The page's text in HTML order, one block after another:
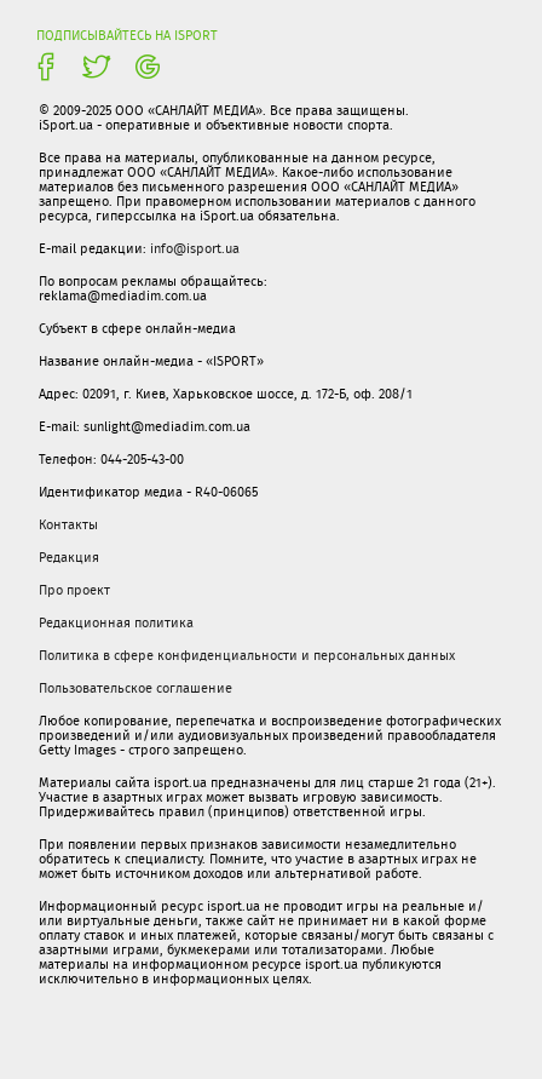
ПОДПИСЫВАЙТЕСЬ НА ISPORT
© 2009-2025 ООО «САНЛАЙТ МЕДИА». Все права защищены.
iSport.ua - оперативные и объективные новости спорта.
Все права на материалы, опубликованные на данном ресурсе,
принадлежат ООО «САНЛАЙТ МЕДИА». Какое-либо использование
материалов без письменного разрешения ООО «САНЛАЙТ МЕДИА»
запрещено. При правомерном использовании материалов с данного
ресурса, гиперссылка на iSport.ua обязательна.
E-mail редакции: info@isport.ua
По вопросам рекламы обращайтесь:
reklama@mediadim.com.ua
Субъект в сфере онлайн-медиа
Название онлайн-медиа - «ISPORT»
Адрес: 02091, г. Киев, Харьковское шоссе, д. 172-Б, оф. 208/1
E-mail: sunlight@mediadim.com.ua
Телефон: 044-205-43-00
Идентификатор медиа - R40-06065
Контакты
Редакция
Про проект
Редакционная политика
Политика в сфере конфиденциальности и персональных данных
Пользовательское соглашение
Любое копирование, перепечатка и воспроизведение фотографических
произведений и/или аудиовизуальных произведений правообладателя
Getty Images - строго запрещено.
Материалы сайта isport.ua предназначены для лиц старше 21 года (21+).
Участие в азартных играх может вызвать игровую зависимость.
Придерживайтесь правил (принципов) ответственной игры.
При появлении первых признаков зависимости незамедлительно
обратитесь к специалисту. Помните, что участие в азартных играх не
может быть источником доходов или альтернативой работе.
Информационный ресурс isport.ua не проводит игры на реальные и/
или виртуальные деньги, также сайт не принимает ни в какой форме
oплaту ставок и иных платежей, которые связаны/могут быть связаны c
азартными игрaми, букмекерами или тотализаторами. Любые
материалы на информационном ресурсе isport.ua публикуютcя
исключительно в информационных целях.